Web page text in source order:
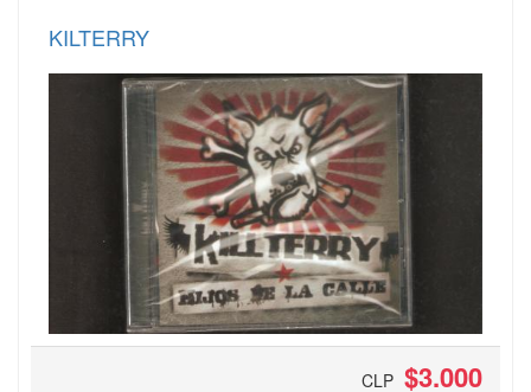
KILTERRY
CLP $3.000